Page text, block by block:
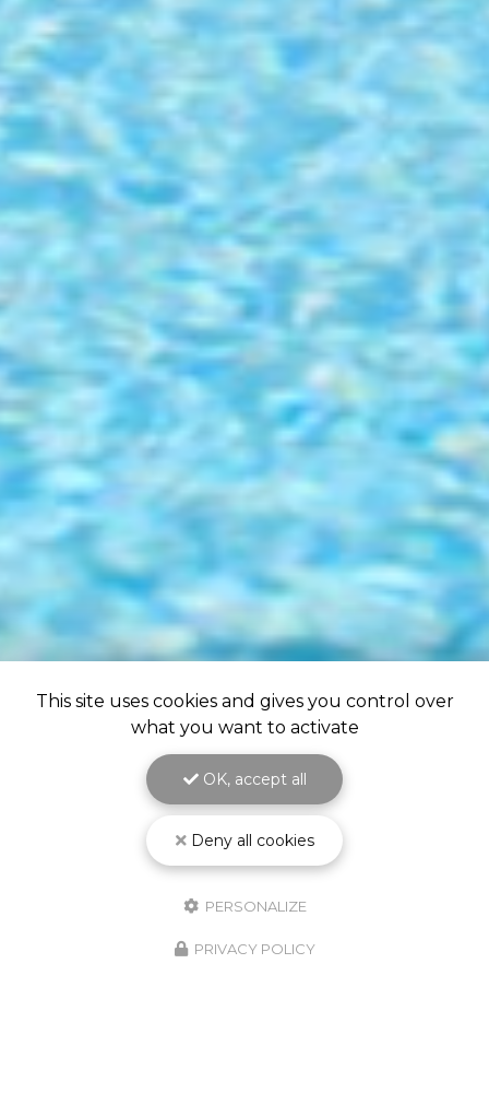
This site uses cookies and gives you control over
what you want to activate
OK, accept all
Deny all cookies
PERSONALIZE
PRIVACY POLICY